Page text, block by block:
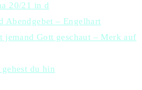
20/21 in d
Abendgebet – Engelhart
jemand Gott geschaut – Merk auf
gehest du hin